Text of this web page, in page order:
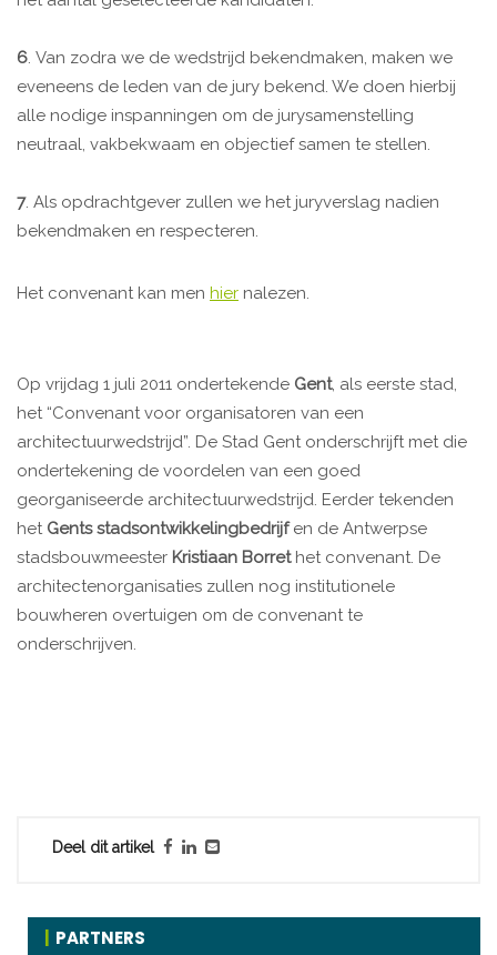
6. Van zodra we de wedstrijd bekendmaken, maken we
eveneens de leden van de jury bekend. We doen hierbij
alle nodige inspanningen om de jurysamenstelling
neutraal, vakbekwaam en objectief samen te stellen.
7. Als opdrachtgever zullen we het juryverslag nadien
bekendmaken en respecteren.
Het convenant kan men hier nalezen.
Op vrijdag 1 juli 2011 ondertekende Gent, als eerste stad,
het “Convenant voor organisatoren van een
architectuurwedstrijd”. De Stad Gent onderschrijft met die
ondertekening de voordelen van een goed
georganiseerde architectuurwedstrijd. Eerder tekenden
het Gents stadsontwikkelingbedrijfen de Antwerpse
stadsbouwmeester Kristiaan Borrethet convenant. De
architectenorganisaties zullen nog institutionele
bouwheren overtuigen om de convenant te
onderschrijven.
Deel dit artikel
PARTNERS